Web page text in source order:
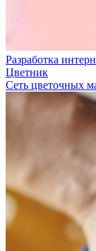
Разработка
Цветник
Сеть цветочных